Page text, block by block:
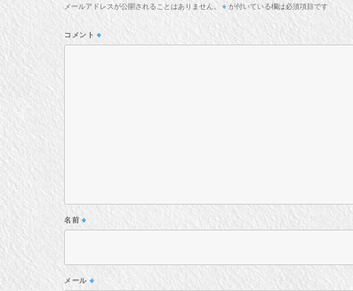
メールアドレスが公開されることはありません。 ※ が付いている欄は必須項目です
コメント※
名前 ※
メール ※